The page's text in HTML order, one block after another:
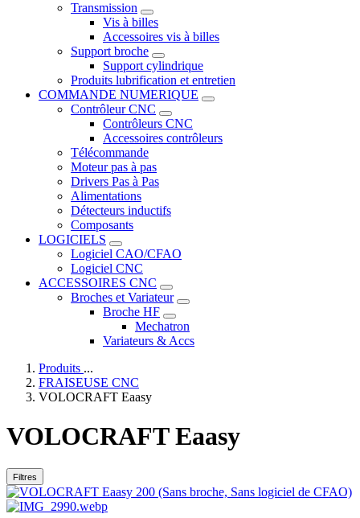
Transmission
Vis à billes
Accessoires vis à billes
Support broche
Support cylindrique
Produits lubrification et entretien
COMMANDE NUMERIQUE
Contrôleur CNC
Contrôleurs CNC
Accessoires contrôleurs
Télécommande
Moteur pas à pas
Drivers Pas à Pas
Alimentations
Détecteurs inductifs
Composants
LOGICIELS
Logiciel CAO/CFAO
Logiciel CNC
ACCESSOIRES CNC
Broches et Variateur
Broche HF
Mechatron
Variateurs & Accs
Produits ...
FRAISEUSE CNC
VOLOCRAFT Eaasy
VOLOCRAFT Eaasy
Filtres